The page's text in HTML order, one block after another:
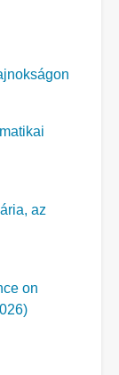
az
on